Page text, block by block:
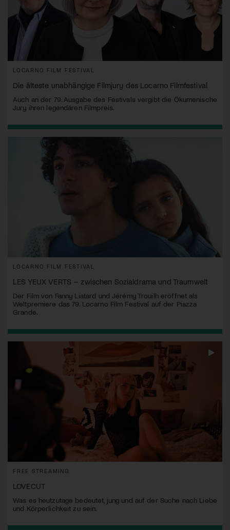
LOCARNO FILM FESTIVAL
Die älteste unabhängige Filmjury des Locarno Filmfestival
Auch an der 79. Ausgabe des Festivals vergibt die Ökumenische
Jury ihren legendären Filmpreis.
LOCARNO FILM FESTIVAL
LES YEUX VERTS – zwischen Sozialdrama und Traumwelt
Der Film von Fanny Liatard und Jérémy Trouilh eröffnet als
Weltpremiere das 79. Locarno Film Festival auf der Piazza
Grande.
FREE STREAMING
LOVECUT
Was es heutzutage bedeutet, jung und auf der Suche nach Liebe
und Körperlichkeit zu sein.